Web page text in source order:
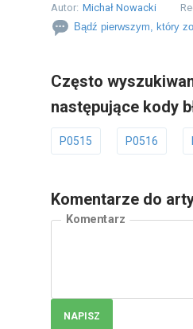
Autor: Michał Nowacki
Bądź pierwszym, który
Często
następujące kody
P0515 P0516
Komentarze do
Komentarz
NAPISZ